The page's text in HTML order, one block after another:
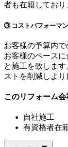
者も在籍しており
③ コストパフォーマ
お客様の予算内で
お客様のペース
と施工を致しま
ストを削減しより
このリフォーム
自社施工
有資格者在